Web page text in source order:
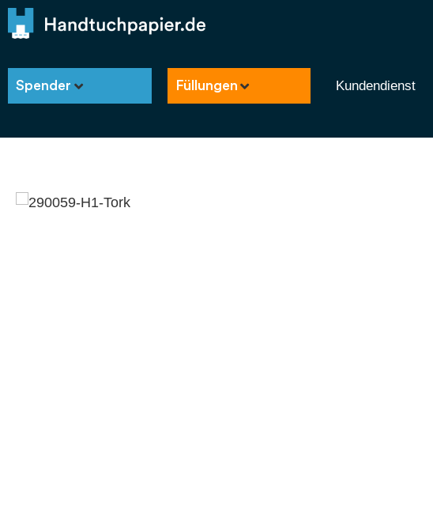
Spender Füllungen Kundendienst